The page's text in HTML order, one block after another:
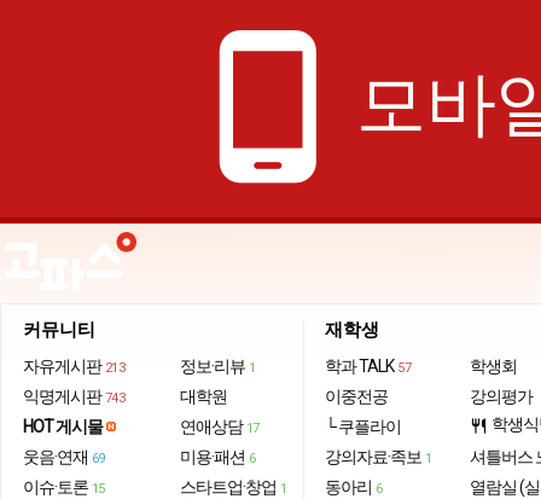
phone_android 모바
커뮤니티
자유게시판 213
익명게시판 743
HOT 게시물
웃음·연재 69
이슈·토론 15
정보·리뷰 1
대학원
연애상담 17
미용·패션 6
스타트업·창업 1
재학생
학과 TALK 57
이중전공
└ 쿠플라이
강의자료·족보 1
동아리 6
학생회
강의평가
restaurant 학생
셔틀버스
열람실 (